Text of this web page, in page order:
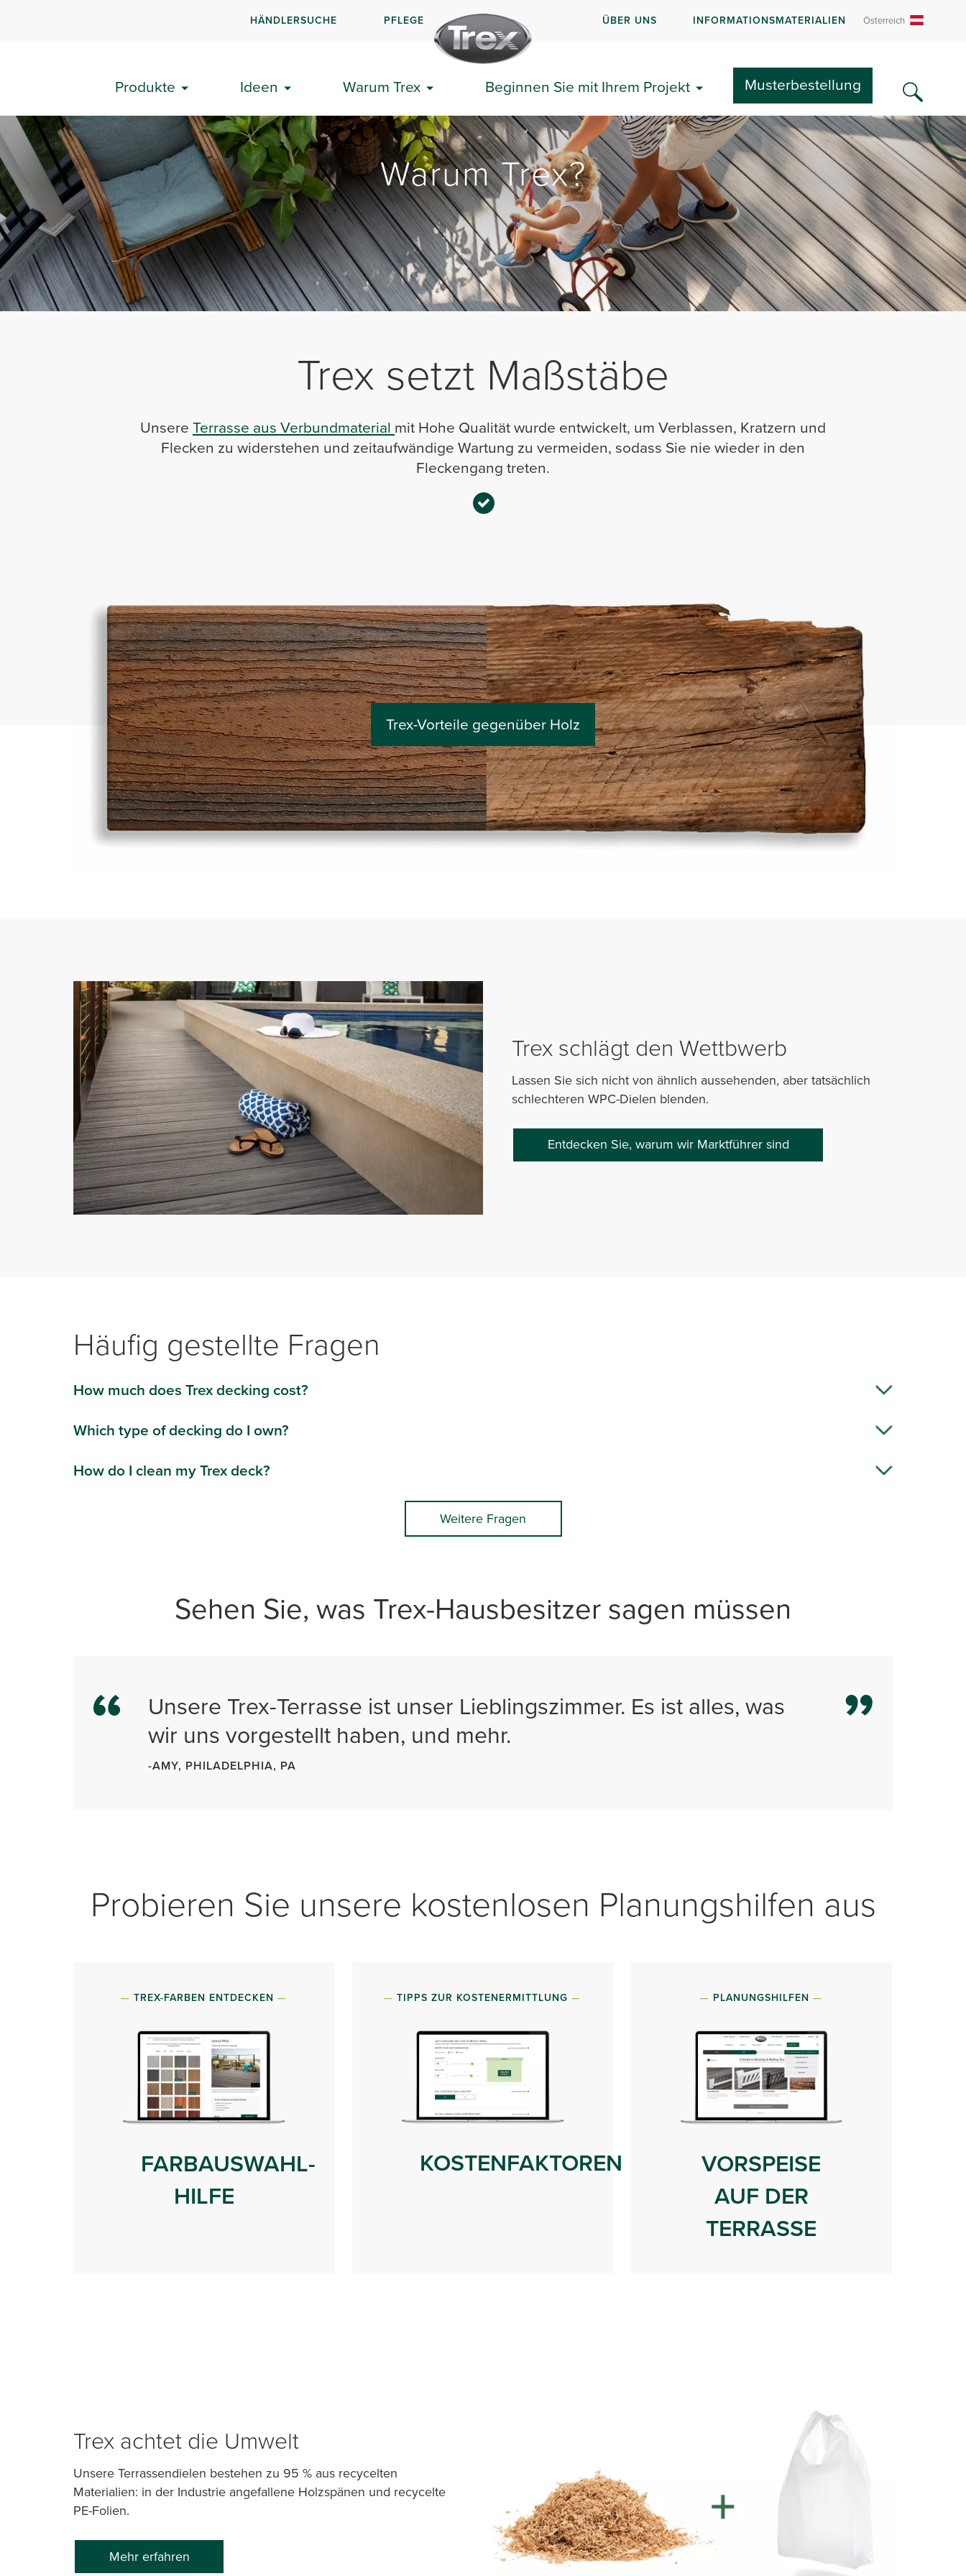
HÄNDLERSUCHE PFLEGE ÜBER UNS INFORMATIONSMATERIALIEN Österreich
Produkte Ideen Warum Trex Beginnen Sie mit Ihrem Projekt Musterbestellung
Warum Trex?
Trex setzt Maßstäbe
UnsereTerrasse aus Verbundmaterial mit Hohe Qualität wurde entwickelt, um Verblassen, Kratzern und
Flecken zu widerstehen und zeitaufwändige Wartung zu vermeiden, sodass Sie nie wieder in den
Fleckengang treten.
Trex-Vorteile gegenüber Holz
Trex schlägt den Wettbwerb
Lassen Sie sich nicht von ähnlich aussehenden, aber tatsächlich
schlechteren WPC-Dielen blenden.
Entdecken Sie, warum wir Marktführer sind
Häufig gestellte Fragen
How much does Trex decking cost?
Which type of decking do I own?
How do I clean my Trex deck?
Weitere Fragen
Sehen Sie, was Trex-Hausbesitzer sagen müssen
Unsere Trex-Terrasse ist unser Lieblingszimmer. Es ist alles, was
wir uns vorgestellt haben, und mehr.
-AMY, PHILADELPHIA, PA
Probieren Sie unsere kostenlosen Planungshilfen aus
TREX-FARBEN ENTDECKEN
FARBAUSWAHL-
HILFE
TIPPS ZUR KOSTENERMITTLUNG
KOSTENFAKTOREN
PLANUNGSHILFEN
VORSPEISE
AUF DER
TERRASSE
Trex achtet die Umwelt
Unsere Terrassendielen bestehen zu 95 % aus recycelten
Materialien: in der Industrie angefallene Holzspänen und recycelte
PE-Folien.
Mehr erfahren